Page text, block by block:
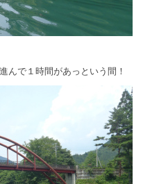
んで１時間があっという間！